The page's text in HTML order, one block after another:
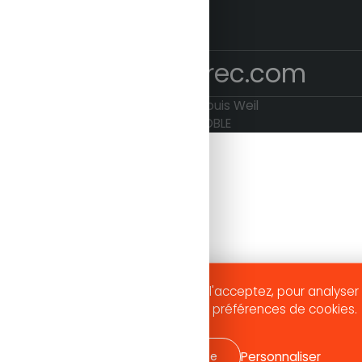
faire fonctionner ce site et, si vous l'acceptez, pour
modifiable à tout moment via nos préférences de cookies.
Je refuse Personnaliser
betrec@betrec.com
4 avenue Doyen Louis Weil
38024 GRENOBLE